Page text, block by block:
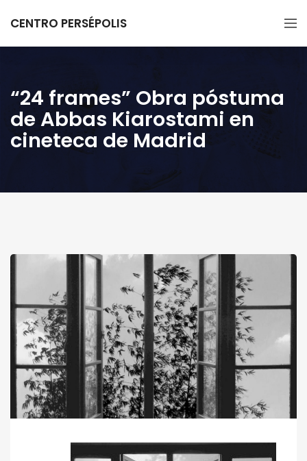
CENTRO PERSÉPOLIS
“24 frames” Obra póstuma
de Abbas Kiarostami en
cineteca de Madrid